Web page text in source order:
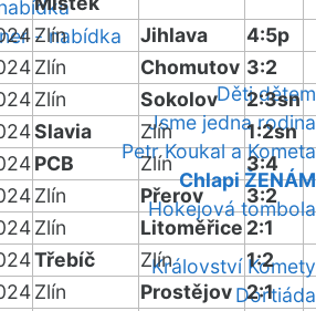
- nabídka
Děti dětem
Jsme jedna rodina
Petr Koukal a Kometa
Chlapi ŽENÁM
Hokejová tombola
Království Komety
Dortiáda
Zlín Jihlava
4:5p
Zlín Chomutov 3:2
Zlín Sokolov
2:3sn
Slavia Zlín
1:2sn
PCB Zlín
3:4
Zlín Přerov
3:2
Zlín Litoměřice 2:1
Třebíč Zlín
1:2
Zlín Prostějov
2:1